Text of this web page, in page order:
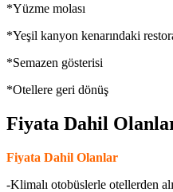
*Yüzme molası
*Yeşil kanyon kenarındaki
*Semazen gösterisi
*Otellere geri dönüş
Fiyata Dahil
Fiyata Dahil Olanlar
-Klimalı otobüslerle otellerden